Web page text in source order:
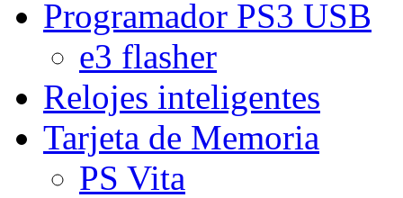
Programador PS3 USB
e3 flasher
Relojes inteligentes
Tarjeta de Memoria
PS Vita